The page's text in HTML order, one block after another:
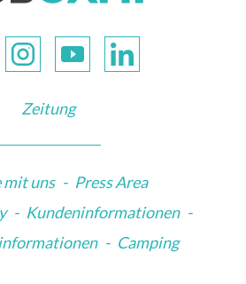
Zeitung
uns - Press Area
- Kundeninformationen -
- Camping